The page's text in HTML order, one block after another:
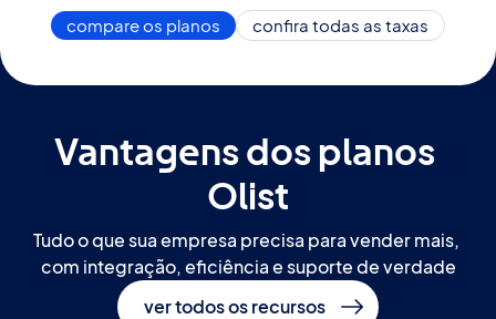
compare os planos confira todas as taxas
Vantagens dos planos
Olist
Tudo o que sua empresa precisa para vender mais,
com integração, eficiência e suporte de verdade
ver todos os recursos